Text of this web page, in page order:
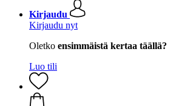
Kirjaudu
Kirjaudu nyt
Oletko ensimmäistä kertaa täällä?
Luo tili